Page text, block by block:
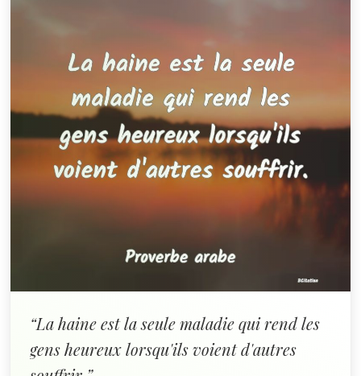
“La haine est la seule maladie qui rend les
gens heureux lorsqu'ils voient d'autres